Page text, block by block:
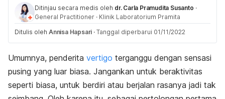
Ditinjau secara medis oleh dr. Carla Pramudita Susanto ·
General Practitioner · Klinik Laboratorium Pramita
Ditulis oleh Annisa Hapsari · Tanggal diperbarui 01/11/2022
Umumnya, penderita vertigo terganggu dengan sensasi
pusing yang luar biasa. Jangankan untuk beraktivitas
seperti biasa, untuk berdiri atau berjalan rasanya jadi tak